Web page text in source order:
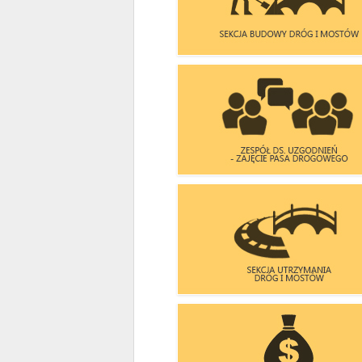
UNIJNYCH
SEKCJA BUDOWY DRÓG I
ZESPÓŁ DS. UZGODNIEŃ
- ZAJĘCIA PASA DROGOWEGO
SEKCJA UTRZYMANIA
DRÓG I MOSTÓW